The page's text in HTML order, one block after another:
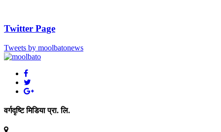
Twitter Page
Tweets by moolbatonews
वर्गदृष्टि मिडिया प्रा. लि.